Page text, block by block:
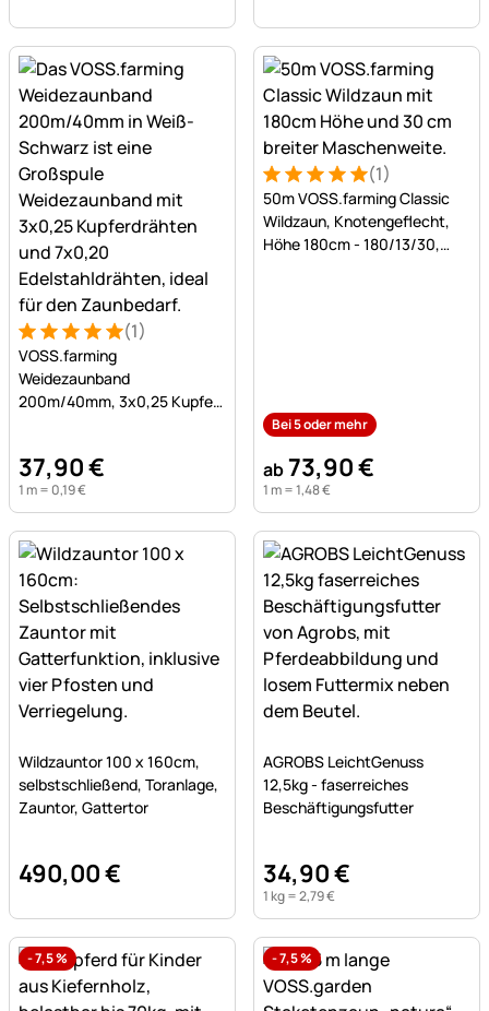
Bewertung: 5 von 5 (1 Bewertungen)
1 Bewertung (1)
VOSS.farming
Weidezaunband
200m/40mm, 3x0,25 Kupfer
37,90€
1 m = 0,19€
Bewertung: 5 von 5 (1
1 Bewertung (1)
50m VOSS.farming Classic
Wildzaun, Knotengeflecht,
Höhe 180cm - 180/13/30,
Bei 5 oder mehr
ab73,90€
1 m =1,48€
Wildzauntor 100 x 160cm,
selbstschließend, Toranlage,
Zauntor, Gattertor
490,00€
AGROBS LeichtGenuss
12,5kg - faserreiches
Beschäftigungsfutter
34,90€
1 kg =2,79€
-7,5% -7,5%